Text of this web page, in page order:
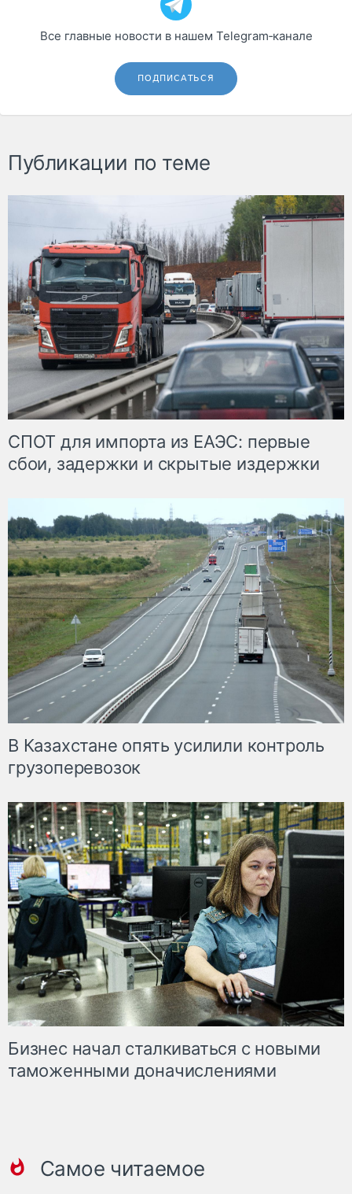
Все главные новости в нашем Telegram‑канале
ПОДПИСАТЬСЯ
Публикации по теме
СПОТ для импорта из ЕАЭС: первые
сбои, задержки и скрытые издержки
В Казахстане опять усилили контроль
грузоперевозок
Бизнес начал сталкиваться с новыми
таможенными доначислениями
Самое читаемое